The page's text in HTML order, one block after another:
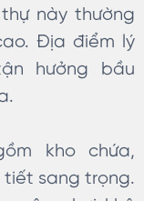
này thường
Địa điểm lý
hưởng bầu
kho chứa,
tiết sang trọng.